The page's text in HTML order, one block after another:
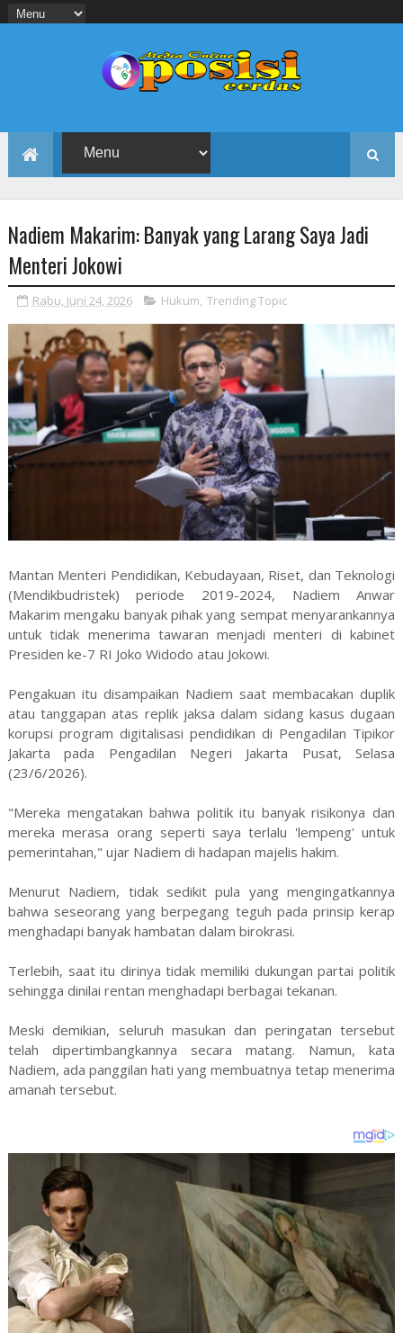
Nadiem Makarim: Banyak yang Larang Saya Jadi
Menteri Jokowi
Rabu, Juni 24, 2026 Hukum, Trending Topic
Mantan Menteri Pendidikan, Kebudayaan, Riset, dan Teknologi
(Mendikbudristek) periode 2019-2024, Nadiem Anwar
Makarim mengaku banyak pihak yang sempat menyarankannya
untuk tidak menerima tawaran menjadi menteri di kabinet
Presiden ke-7 RI Joko Widodo atau Jokowi.
Pengakuan itu disampaikan Nadiem saat membacakan duplik
atau tanggapan atas replik jaksa dalam sidang kasus dugaan
korupsi program digitalisasi pendidikan di Pengadilan Tipikor
Jakarta pada Pengadilan Negeri Jakarta Pusat, Selasa
(23/6/2026).
"Mereka mengatakan bahwa politik itu banyak risikonya dan
mereka merasa orang seperti saya terlalu 'lempeng' untuk
pemerintahan," ujar Nadiem di hadapan majelis hakim.
Menurut Nadiem, tidak sedikit pula yang mengingatkannya
bahwa seseorang yang berpegang teguh pada prinsip kerap
menghadapi banyak hambatan dalam birokrasi.
Terlebih, saat itu dirinya tidak memiliki dukungan partai politik
sehingga dinilai rentan menghadapi berbagai tekanan.
Meski demikian, seluruh masukan dan peringatan tersebut
telah dipertimbangkannya secara matang. Namun, kata
Nadiem, ada panggilan hati yang membuatnya tetap menerima
amanah tersebut.